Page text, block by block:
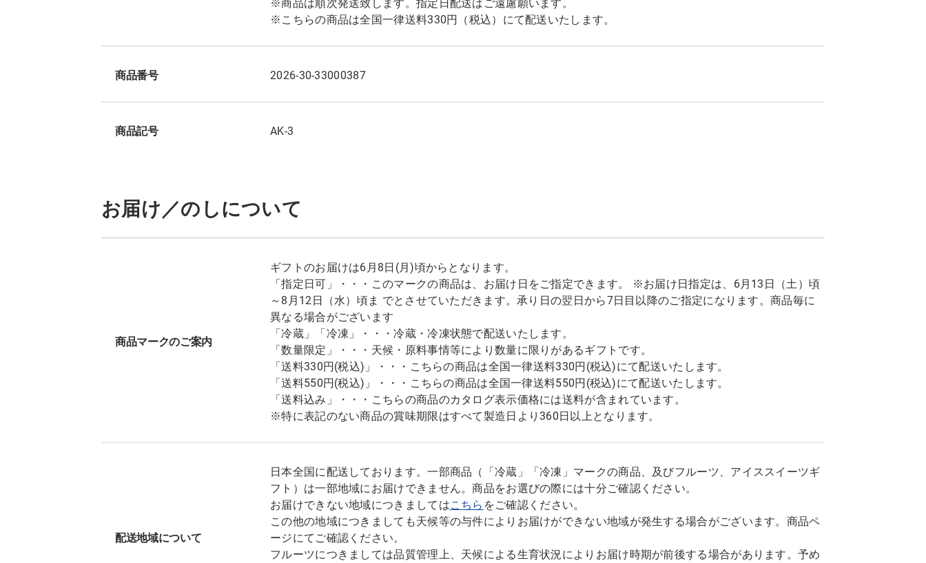
※商品は順次発送致します。指定日配送はご遠慮願います。
※こちらの商品は全国一律送料330円（税込）にて配送いたします。
商品番号 2026-30-33000387
商品記号 AK-3
お届け／のしについて
商品マークのご案内
ギフトのお届けは6月8日(月)頃からとなります。
「指定日可」・・・このマークの商品は、お届け日をご指定できます。 ※お届け日指定は、6月13日（土）頃
～8月12日（水）頃ま でとさせていただきます。承り日の翌日から7日目以降のご指定になります。商品毎に
異なる場合がございます
「冷蔵」「冷凍」・・・冷蔵・冷凍状態で配送いたします。
「数量限定」・・・天候・原料事情等により数量に限りがあるギフトです。
「送料330円(税込)」・・・こちらの商品は全国一律送料330円(税込)にて配送いたします。
「送料550円(税込)」・・・こちらの商品は全国一律送料550円(税込)にて配送いたします。
「送料込み」・・・こちらの商品のカタログ表示価格には送料が含まれています。
※特に表記のない商品の賞味期限はすべて製造日より360日以上となります。
配送地域について
日本全国に配送しております。一部商品（「冷蔵」「冷凍」マークの商品、及びフルーツ、アイススイーツギ
フト）は一部地域にお届けできません。商品をお選びの際には十分ご確認ください。
お届けできない地域につきましてはこちら をご確認ください。
この他の地域につきましても天候等の与件によりお届けができない地域が発生する場合がございます。商品ペ
ージにてご確認ください。
フルーツにつきましては品質管理上、天候による生育状況によりお届け時期が前後する場合があります。予め